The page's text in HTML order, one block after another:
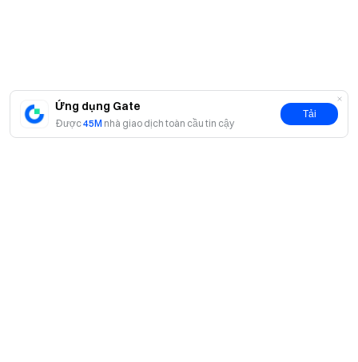
Ứng dụng Gate
Được45M nhà giao dịch toàn cầu tin cậy
Tải